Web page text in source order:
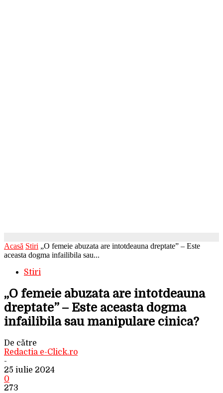
Acasă Stiri „O femeie abuzata are intotdeauna dreptate” – Este
aceasta dogma infailibila sau...
Stiri
„O femeie abuzata are intotdeauna
dreptate” – Este aceasta dogma
infailibila sau manipulare cinica?
De către
Redactia e-Click.ro
-
25 iulie 2024
0
273